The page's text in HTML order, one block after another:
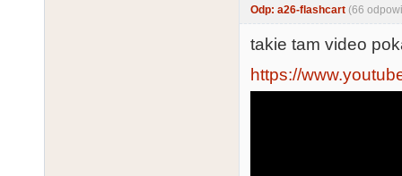
Odp: a26-flashcart (66
takie tam video
https://